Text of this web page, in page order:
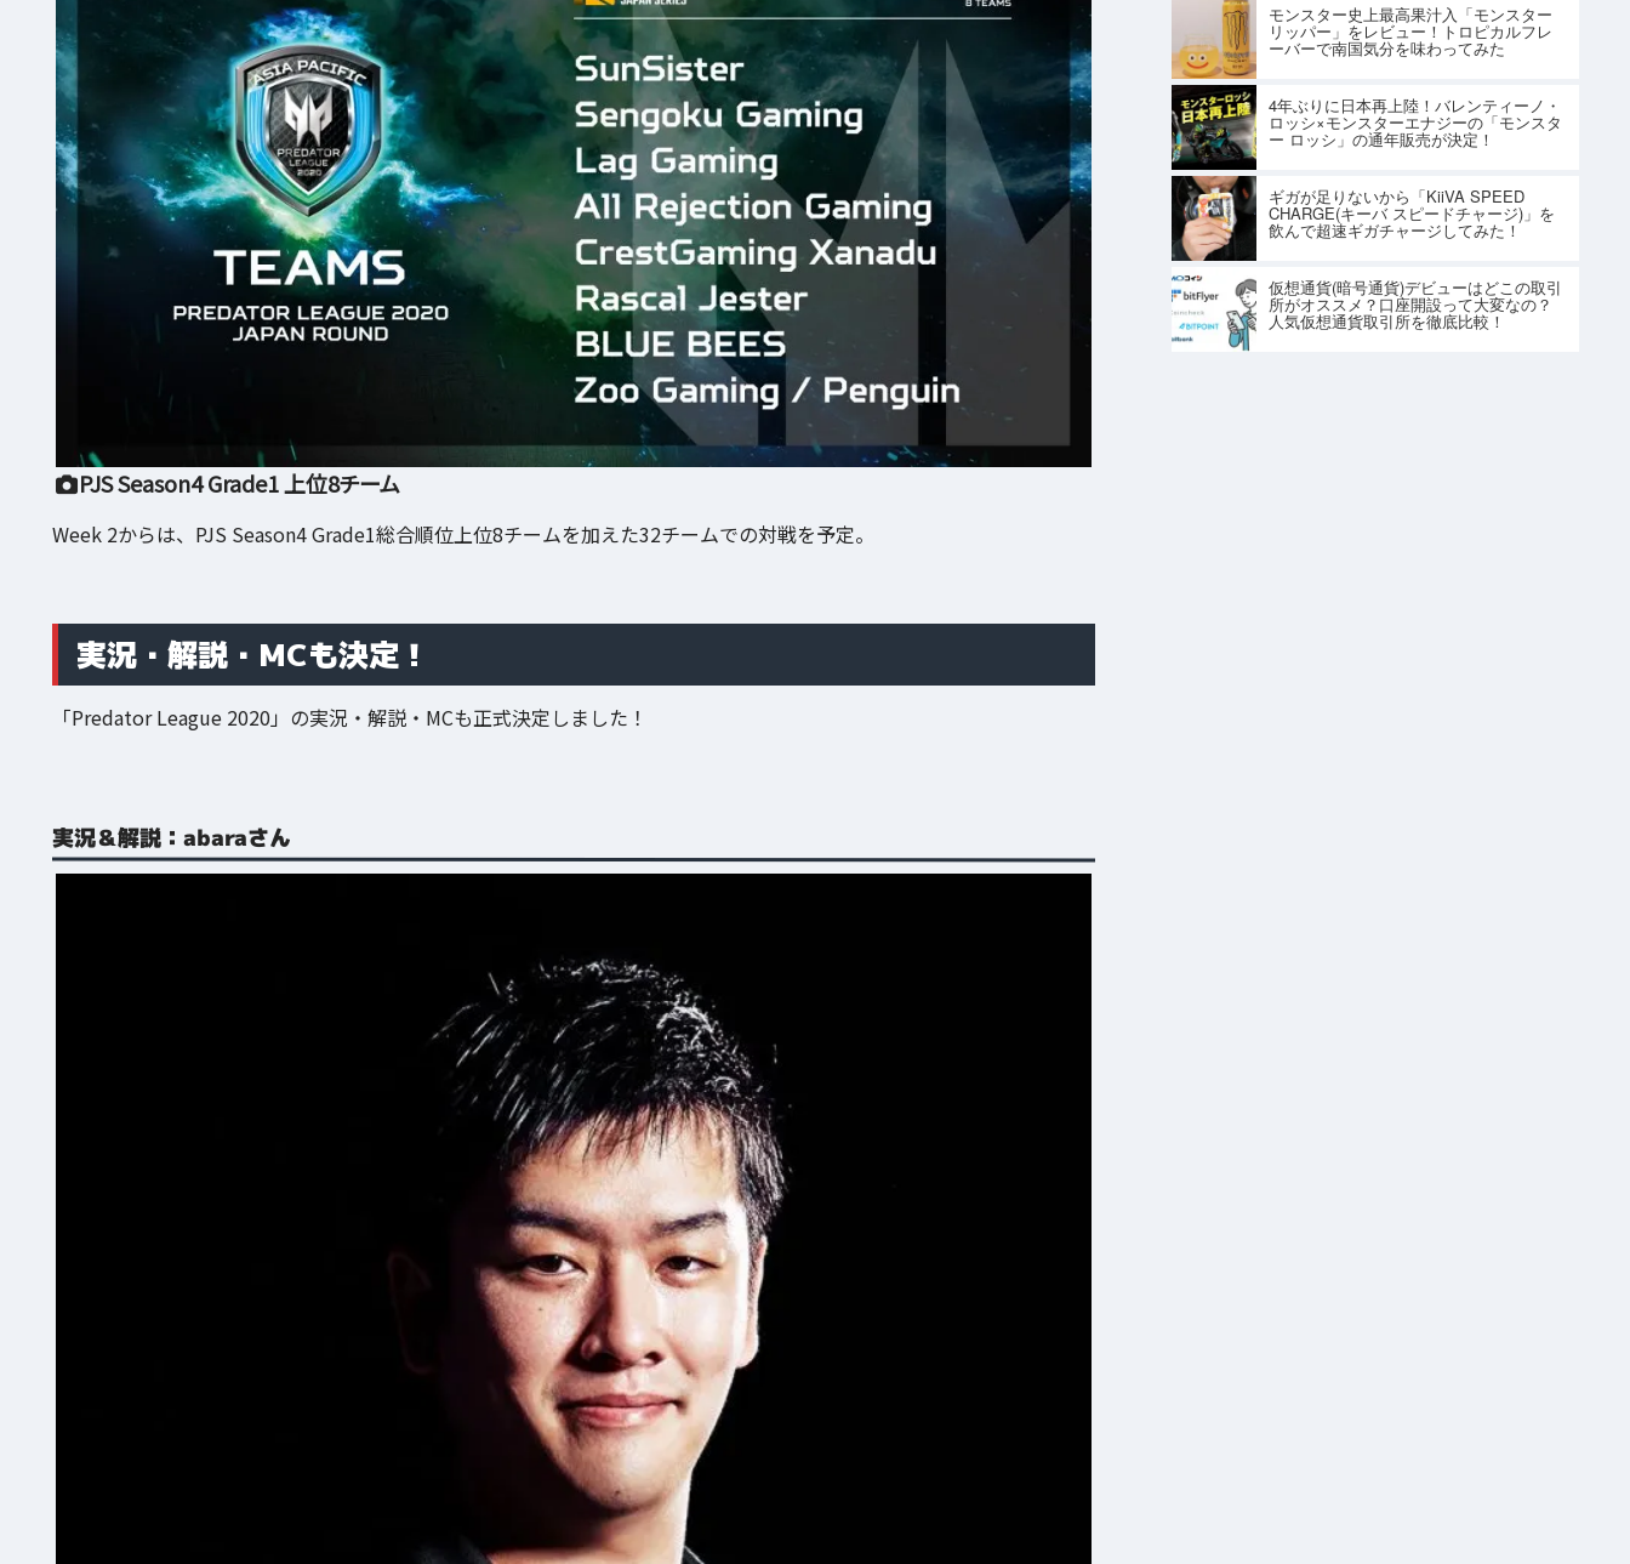
PJS Season4 Grade1 上位8チーム
Week 2からは、PJS Season4 Grade1総合順位上位8チームを加えた32チームでの対戦を予定。
実況・解説・MCも決定！
「Predator League 2020」の実況・解説・MCも正式決定しました！
実況＆解説：abaraさん
モンスター史上最高果汁入「モンスター
リッパー」をレビュー！トロピカルフレ
ーバーで南国気分を味わってみた
4年ぶりに日本再上陸！バレンティーノ・
ロッシ×モンスターエナジーの「モンスタ
ー ロッシ」の通年販売が決定！
ギガが足りないから「KiiVA SPEED
CHARGE(キーバ スピードチャージ)」を
飲んで超速ギガチャージしてみた！
仮想通貨(暗号通貨)デビューはどこの取引
所がオススメ？口座開設って大変なの？
人気仮想通貨取引所を徹底比較！